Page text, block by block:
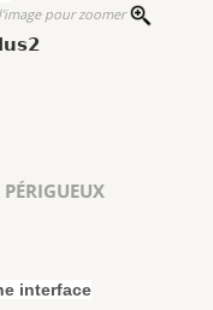
pour zoomer
PÉRIGUEUX
interface